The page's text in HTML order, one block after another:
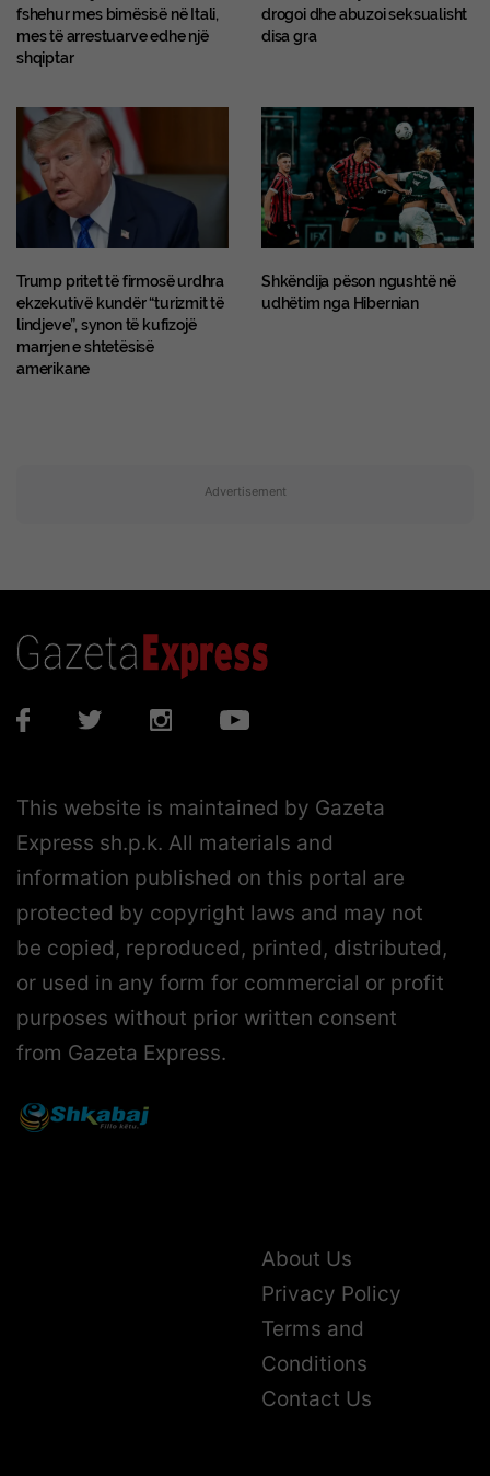
fshehur mes bimësisë në Itali,
mes të arrestuarve edhe një
shqiptar
drogoi dhe abuzoi seksualisht
disa gra
Trump pritet të firmosë urdhra
ekzekutivë kundër “turizmit të
lindjeve”, synon të kufizojë
marrjen e shtetësisë
amerikane
Shkëndija pëson ngushtë në
udhëtim nga Hibernian
Advertisement
This website is maintained by Gazeta
Express sh.p.k. All materials and
information published on this portal are
protected by copyright laws and may not
be copied, reproduced, printed, distributed,
or used in any form for commercial or profit
purposes without prior written consent
from Gazeta Express.
About Us
Privacy Policy
Terms and
Conditions
Contact Us